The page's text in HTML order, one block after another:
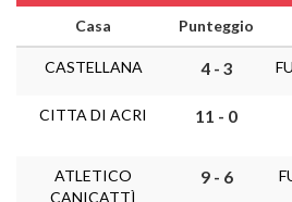
Casa
Punteggio
CASTELLANA 4 - 3
CITTA DI ACRI 11 - 0
ATLETICO
CANICATTÌ
9 - 6